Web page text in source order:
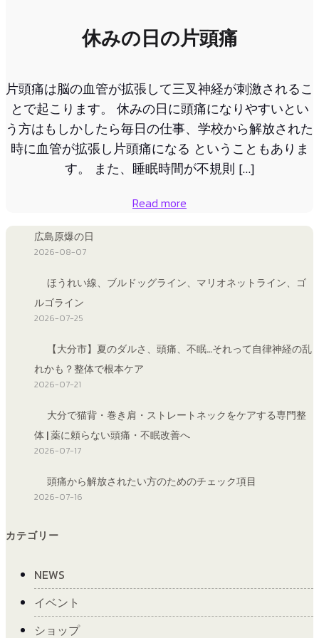
休みの日の片頭痛
片頭痛は脳の血管が拡張して三叉神経が刺激されるこ
とで起こります。 休みの日に頭痛になりやすいとい
う方はもしかしたら毎日の仕事、学校から解放された
時に血管が拡張し片頭痛になる ということもありま
す。 また、睡眠時間が不規則 […]
Read more
広島原爆の日
2026-08-07
ほうれい線、ブルドッグライン、マリオネットライン、ゴ
ルゴライン
2026-07-25
【大分市】夏のダルさ、頭痛、不眠…それって自律神経の乱
れかも？整体で根本ケア
2026-07-21
大分で猫背・巻き肩・ストレートネックをケアする専門整
体 | 薬に頼らない頭痛・不眠改善へ
2026-07-17
頭痛から解放されたい方のためのチェック項目
2026-07-16
カテゴリー
NEWS
イベント
ショップ